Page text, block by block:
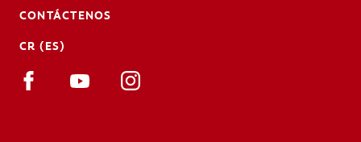
CONTÁCTENOS
CR (ES)